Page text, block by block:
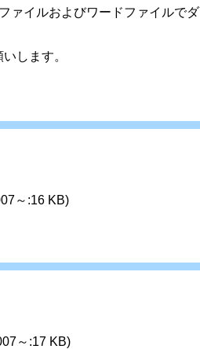
ァイルおよびワードファイルでダ
します。
～:16 KB)
～:17 KB)